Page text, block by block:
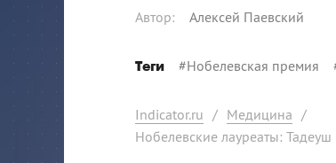
Автор: Алексей Паевский
Теги #Нобелевская премия
Indicator.ru / Медицина /
Нобелевские лауреаты: